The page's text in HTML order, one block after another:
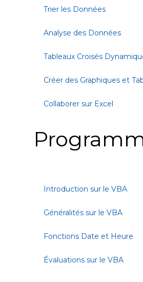
Trier les Données
Analyse des Données
Tableaux Croisés
Créer des Graphiques et
Collaborer sur Excel
Introduction sur le VBA
Généralités sur le VBA
Fonctions Date et Heure
Évaluations sur le VBA